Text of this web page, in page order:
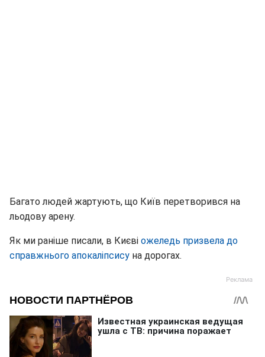
Багато людей жартують, що Київ перетворився на
льодову арену.
Як ми раніше писали, в Києві ожеледь призвела до
справжнього апокаліпсису на дорогах.